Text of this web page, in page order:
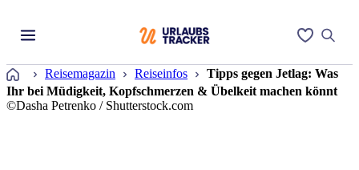
Startseite
Reisemagazin Reiseinfos
Tipps gegen Jetlag: Was
Ihr bei Müdigkeit, Kopfschmerzen & Übelkeit machen könnt
©Dasha Petrenko / Shutterstock.com